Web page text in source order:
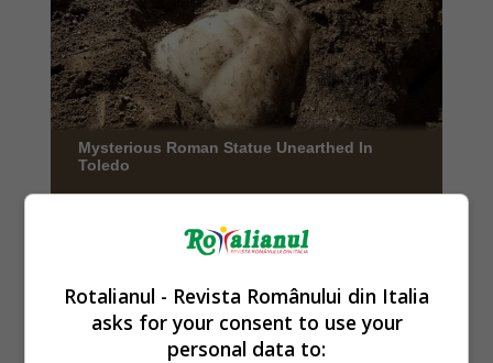
Rotalianul - Revista Românului din Italia
asks for your consent to use your
personal data to: